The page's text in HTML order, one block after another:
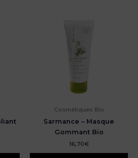
Cosmétiques Bio
Sarmance – Masque
Gommant Bio
16,70€